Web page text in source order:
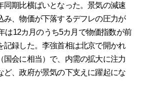
同期比横ばいとなった。景気の減速
み、物価が下落するデフレの圧力が
は12カ月のうち5カ月で物価指数が前
記録した。李強首相は北京で開かれ
国会に相当）で、内需の拡大に注力
ど、政府が景気の下支えに躍起にな